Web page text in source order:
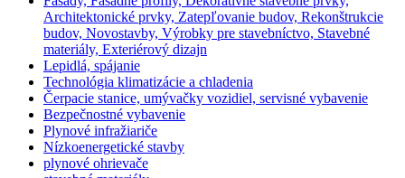
Architektonické prvky, Zatepľovanie budov, Rekonštrukcie
budov, Novostavby, Výrobky pre stavebníctvo, Stavebné
materiály, Exteriérový dizajn
Lepidlá, spájanie
Technológia klimatizácie a chladenia
Čerpacie stanice, umývačky vozidiel, servisné vybavenie
Bezpečnostné vybavenie
Plynové infražiariče
Nízkoenergetické stavby
plynové ohrievače